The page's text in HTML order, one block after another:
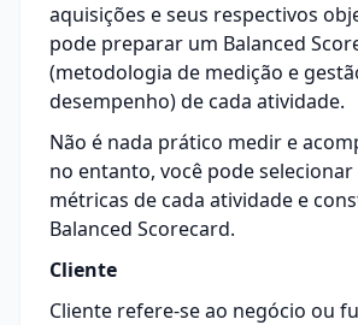
aquisições e seus respectivos
pode preparar um Balanced
(metodologia de medição e
desempenho) de cada atividade.
Não é nada prático medir e
no entanto, você pode
métricas de cada atividade e
Balanced Scorecard.
Cliente
Cliente refere-se ao negócio ou